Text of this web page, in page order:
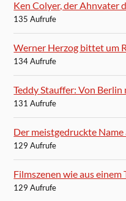
Ken Colyer, der Ahnvater
135 Aufrufe
Werner Herzog bittet um
134 Aufrufe
Teddy Stauffer: Von
131 Aufrufe
Der meistgedruckte
129 Aufrufe
Filmszenen wie aus einem
129 Aufrufe